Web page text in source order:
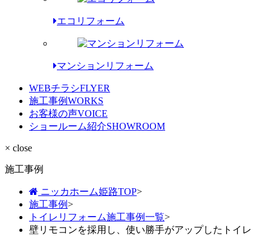
エコリフォーム
マンションリフォーム
WEBチラシFLYER
施工事例WORKS
お客様の声VOICE
ショールーム紹介SHOWROOM
× close
施工事例
ニッカホーム姫路TOP>
施工事例>
トイレリフォーム施工事例一覧>
壁リモコンを採用し、使い勝手がアップしたトイレ